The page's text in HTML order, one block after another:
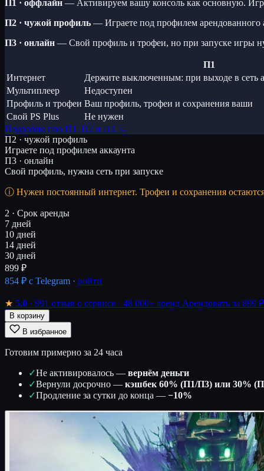
П1 · оффлайн — Активируем вашу консоль как основную.
П2 · чужой профиль — Играете под профилем
П3 · онлайн — Свой профиль и трофеи, но при запуске игры
П1
Интернет
Держите выключенным: при выходе в сеть
Мультиплеер
Недоступен
Профиль и трофеи Ваш профиль, трофеи и сохранения ваши
Свой PS Plus
Не нужен
Подробно про П1, П2 и П3 →
П2 · чужой профиль
Играете под профилем аккаунта
П3 · онлайн
Свой профиль, нужна сеть при запуске
Нужен постоянный интернет. Трофеи и сохранения
2 · Срок аренды
7 дней
10 дней
14 дней
30 дней
899 ₽
854 ₽ с Telegram · войти
★ 5.0 · 991 отзыв о сервисе · 48 000+ аренд Арендовать за 899 ₽
В корзину
В избранное
Готовим примерно за 24 часа
✓Не активировалось — вернём деньги
✓Вернули досрочно — кэшбек 60% (П1/П3) или 30%
✓Продление за сутки до конца — −10%